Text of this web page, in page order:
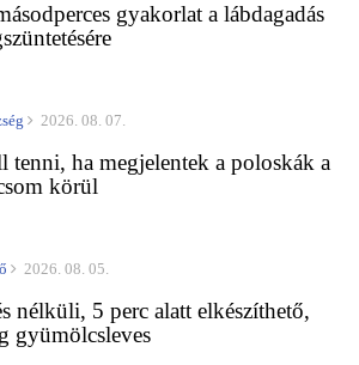
gyakorlat a lábdagadás
2026. 08. 07.
tenni, ha megjelentek a poloskák a
körül
2026. 08. 05.
nélküli, 5 perc alatt elkészíthető,
gyümölcsleves